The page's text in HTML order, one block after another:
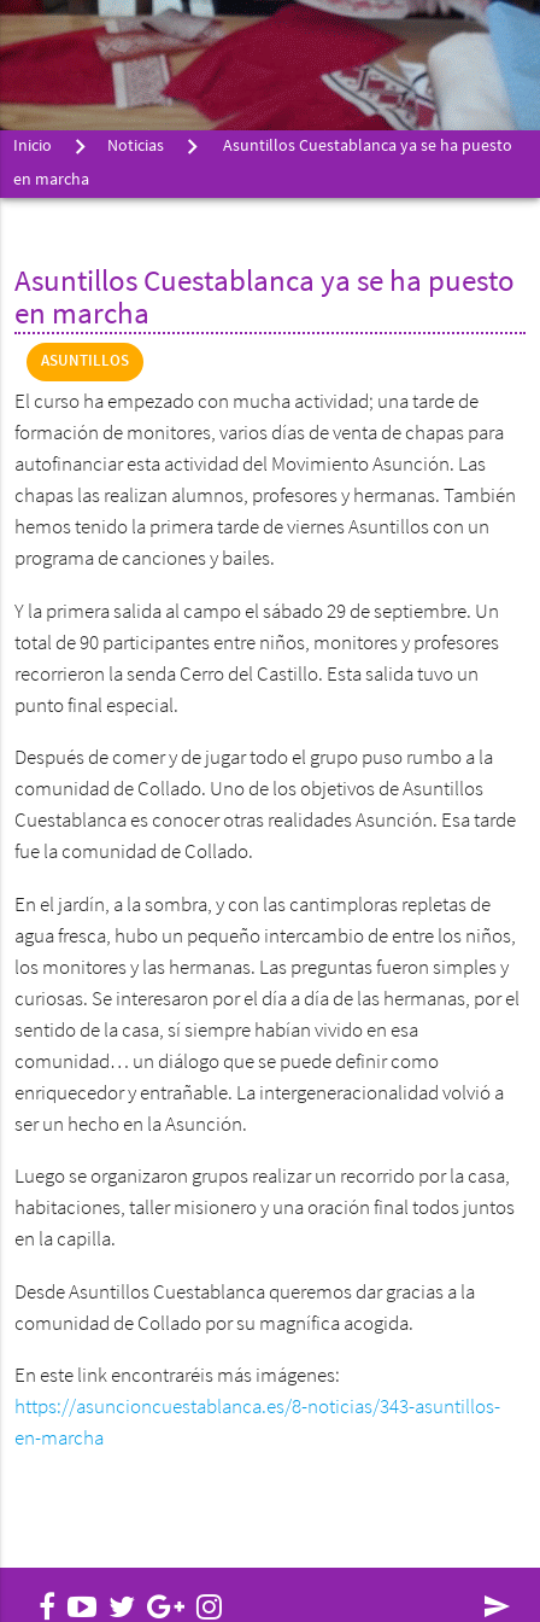
Inicio Noticias
Asuntillos Cuestablanca ya se ha puesto
en marcha
Asuntillos Cuestablanca ya se ha puesto
en marcha
ASUNTILLOS
El curso ha empezado con mucha actividad; una tarde de
formación de monitores, varios días de venta de chapas para
autofinanciar esta actividad del Movimiento Asunción. Las
chapas las realizan alumnos, profesores y hermanas. También
hemos tenido la primera tarde de viernes Asuntillos con un
programa de canciones y bailes.
Y la primera salida al campo el sábado 29 de septiembre. Un
total de 90 participantes entre niños, monitores y profesores
recorrieron la senda Cerro del Castillo. Esta salida tuvo un
punto final especial.
Después de comer y de jugar todo el grupo puso rumbo a la
comunidad de Collado. Uno de los objetivos de Asuntillos
Cuestablanca es conocer otras realidades Asunción. Esa tarde
fue la comunidad de Collado.
En el jardín, a la sombra, y con las cantimploras repletas de
agua fresca, hubo un pequeño intercambio de entre los niños,
los monitores y las hermanas. Las preguntas fueron simples y
curiosas. Se interesaron por el día a día de las hermanas, por el
sentido de la casa, sí siempre habían vivido en esa
comunidad… un diálogo que se puede definir como
enriquecedor y entrañable. La intergeneracionalidad volvió a
ser un hecho en la Asunción.
Luego se organizaron grupos realizar un recorrido por la casa,
habitaciones, taller misionero y una oración final todos juntos
en la capilla.
Desde Asuntillos Cuestablanca queremos dar gracias a la
comunidad de Collado por su magnífica acogida.
En este link encontraréis más imágenes:
https://asuncioncuestablanca.es/8-noticias/343-asuntillos-
en-marcha
send